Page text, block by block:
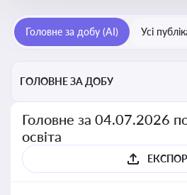
Головне за добу (AI) Усі
ГОЛОВНЕ ЗА ДОБУ
Головне за 04.07.2026
освіта